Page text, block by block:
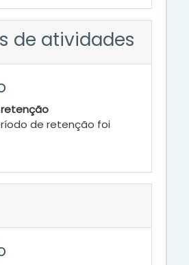
de atividades
de retenção foi